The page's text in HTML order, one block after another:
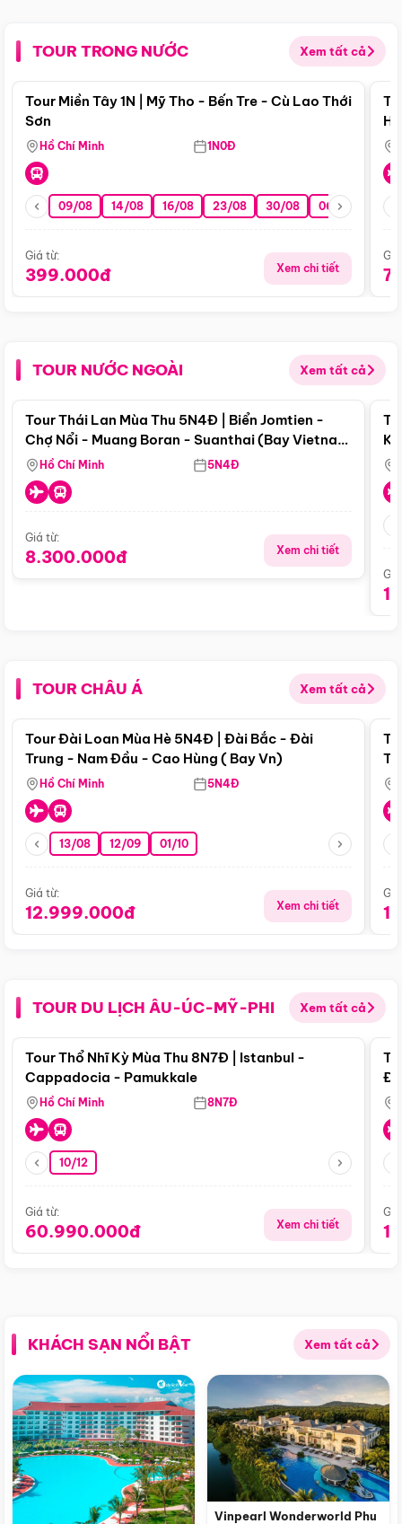
TOUR TRONG NƯỚC Xem tất cả
Điểm nổi bật
Tour Miền Tây 1N | Mỹ Tho - Bến Tre - Cù Lao Thới
Sơn
Hồ Chí Minh 1N0Đ
09/08 14/08 16/08 23/08 30/08 06/09 13/09
Giá từ:
399.000đ Xem chi tiết
TOUR NƯỚC NGOÀI Xem tất cả
Điểm nổi bật
Tour Thái Lan Mùa Thu 5N4Đ | Biển Jomtien -
Chợ Nổi - Muang Boran - Suanthai (Bay Vietnam
Airlines)
Hồ Chí Minh 5N4Đ
Giá từ:
8.300.000đ Xem chi tiết
TOUR CHÂU Á Xem tất cả
Điểm nổi bật
Tour Đài Loan Mùa Hè 5N4Đ | Đài Bắc - Đài
Trung - Nam Đầu - Cao Hùng ( Bay Vn)
Hồ Chí Minh 5N4Đ
13/08 12/09 01/10
Giá từ:
12.999.000đ Xem chi tiết
TOUR DU LỊCH ÂU-ÚC-MỸ-PHI Xem tất cả
Điểm nổi bật
Tour Thổ Nhĩ Kỳ Mùa Thu 8N7Đ | Istanbul -
Cappadocia - Pamukkale
Hồ Chí Minh 8N7Đ
10/12
Giá từ:
60.990.000đ Xem chi tiết
KHÁCH SẠN NỔI BẬT Xem tất cả
Vinpearl Wonderworld Phu